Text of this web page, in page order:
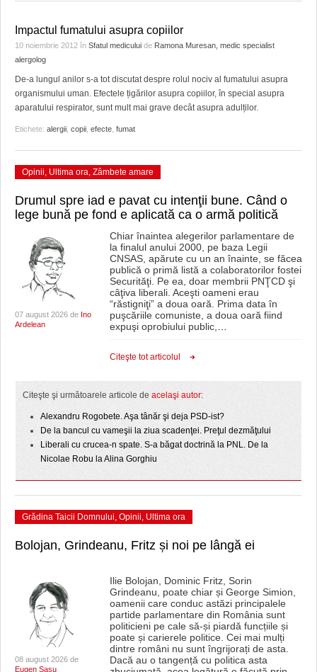
HARTA TIMIŞOAREI
PRIMĂRIILE DIN TIMIŞ
SFATUL MEDICULUI
Impactul fumatului asupra copiilor
10 noiembrie 2012 în Sfatul medicului de Ramona Muresan, medic specialist
alergolog
De-a lungul anilor s-a tot discutat despre rolul nociv al fumatului asupra
organismului uman. Efectele țigărilor asupra copiilor, în special asupra
aparatului respirator, sunt mult mai grave decât asupra adulților.
Etichete: alergii copii efecte fumat
Opinii Ultima ora Zâmbete amare
Drumul spre iad e pavat cu intenţii bune. Când o
lege bună pe fond e aplicată ca o armă politică
07 august 2026 de Ino
Ardelean
Chiar înaintea alegerilor parlamentare de
la finalul anului 2000, pe baza Legii
CNSAS, apărute cu un an înainte, se făcea
publică o primă listă a colaboratorilor fostei
Securităţi. Pe ea, doar membrii PNŢCD şi
câţiva liberali. Aceşti oameni erau
“răstigniţi” a doua oară. Prima data în
puşcăriile comuniste, a doua oară fiind
expuşi oprobiului public,
Citeşte tot articolul
Citeşte şi următoarele articole de acelaşi autor:
Alexandru Rogobete. Aşa tânăr şi deja PSD-ist?
De la bancul cu vameşii la ziua scadenţei. Preţul dezmăţului
Liberali cu crucea-n spate. S-a băgat doctrină la PNL. De la
Nicolae Robu la Alina Gorghiu
Grădina Taicii Domnului Opinii Ultima ora
Bolojan, Grindeanu, Fritz și noi pe lângă ei
08 august 2026 de
Eugen Sasu
Ilie Bolojan, Dominic Fritz, Sorin
Grindeanu, poate chiar și George Simion,
oamenii care conduc astăzi principalele
partide parlamentare din România sunt
politicieni pe cale să-și piardă funcțiile și
poate și carierele politice. Cei mai mulți
dintre români nu sunt îngrijorați de asta.
Dacă au o tangență cu politica asta